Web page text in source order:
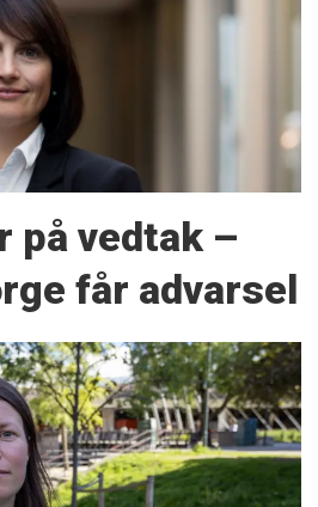
på vedtak –
får advarsel